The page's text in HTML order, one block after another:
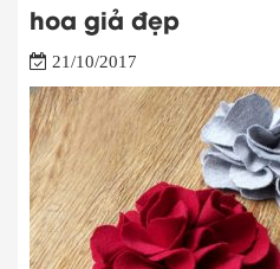
hoa giả đẹp
21/10/2017